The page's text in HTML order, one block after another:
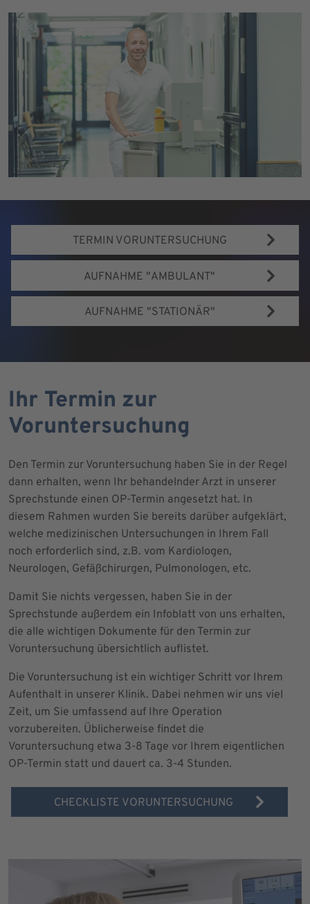
TERMIN VORUNTERSUCHUNG
AUFNAHME "AMBULANT"
AUFNAHME "STATIONÄR"
Ihr Termin zur
Voruntersuchung
Den Termin zur Voruntersuchung haben Sie in der Regel
dann erhalten, wenn Ihr behandelnder Arzt in unserer
Sprechstunde einen OP-Termin angesetzt hat. In
diesem Rahmen wurden Sie bereits darüber aufgeklärt,
welche medizinischen Untersuchungen in Ihrem Fall
noch erforderlich sind, z.B. vom Kardiologen,
Neurologen, Gefäßchirurgen, Pulmonologen, etc.
Damit Sie nichts vergessen, haben Sie in der
Sprechstunde außerdem ein Infoblatt von uns erhalten,
die alle wichtigen Dokumente für den Termin zur
Voruntersuchung übersichtlich auflistet.
Die Voruntersuchung ist ein wichtiger Schritt vor Ihrem
Aufenthalt in unserer Klinik. Dabei nehmen wir uns viel
Zeit, um Sie umfassend auf Ihre Operation
vorzubereiten. Üblicherweise findet die
Voruntersuchung etwa 3-8 Tage vor Ihrem eigentlichen
OP-Termin statt und dauert ca. 3-4 Stunden.
CHECKLISTE VORUNTERSUCHUNG